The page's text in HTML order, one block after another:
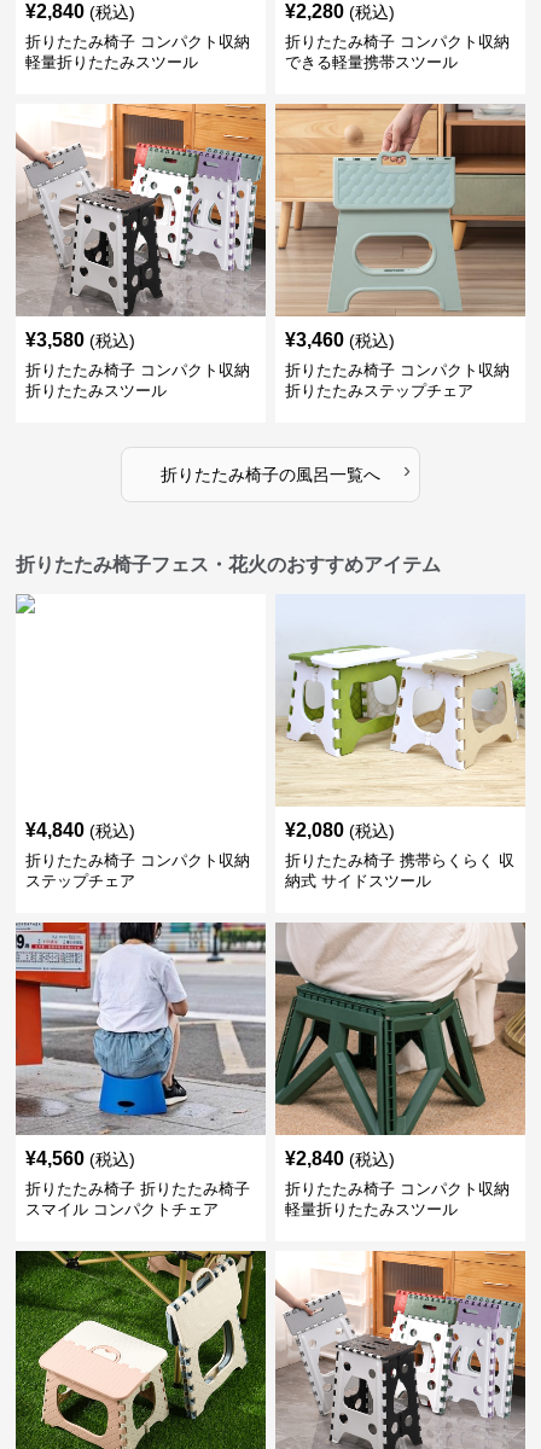
¥2,840 (税込)
折りたたみ椅子 コンパクト収納
軽量折りたたみスツール
¥2,280 (税込)
折りたたみ椅子 コンパクト収納
できる軽量携帯スツール
¥3,580 (税込)
折りたたみ椅子 コンパクト収納
折りたたみスツール
¥3,460 (税込)
折りたたみ椅子 コンパクト収納
折りたたみステップチェア
折りたたみ椅子の風呂一覧へ ›
折りたたみ椅子フェス・花火のおすすめアイテム
¥4,840 (税込)
折りたたみ椅子 コンパクト収納
ステップチェア
¥2,080 (税込)
折りたたみ椅子 携帯らくらく 収
納式 サイドスツール
¥4,560 (税込)
折りたたみ椅子 折りたたみ椅子
スマイル コンパクトチェア
¥2,840 (税込)
折りたたみ椅子 コンパクト収納
軽量折りたたみスツール